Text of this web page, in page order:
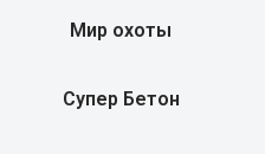
Мир охоты
Супер Бетон